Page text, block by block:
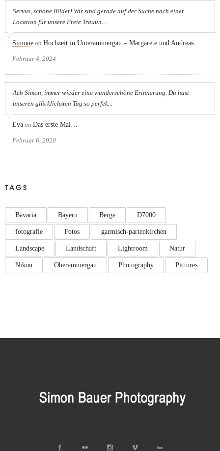
Servus, schöne Bilder! Wir sind gerade auf der Suche nach einer
Location für unsere Freie Trauun...
Simone on Hochzeit in Unterammergau – Margarete und Andreas
Februar 4, 2024
Ach Simon, immer wieder eine wunderschöne Erinnerung. Du hast
unseren glücklichsten Tag so perfek...
Eva on Das erste Mal…
Februar 6, 2020
TAGS
Bavaria Bayern Berge D7000
fotografie Fotos garmisch-partenkirchen
Landscape Landschaft Lightroom Natur
Nikon Oberammergau Photography Pictures